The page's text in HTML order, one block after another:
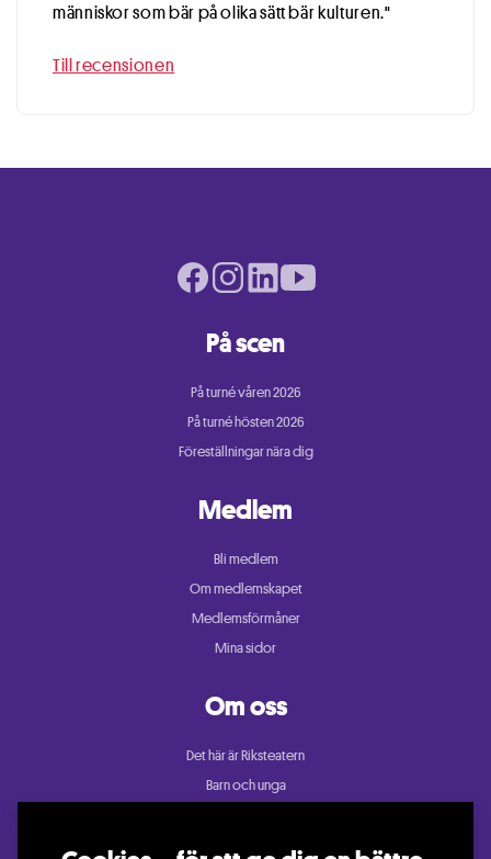
människor som bär på olika sätt bär kulturen."
Till recensionen
På scen
På turné våren 2026
På turné hösten 2026
Föreställningar nära dig
Medlem
Bli medlem
Om medlemskapet
Medlemsförmåner
Mina sidor
Om oss
Det här är Riksteatern
Barn och unga
Facebook page
Instagram page
LinkedIn pageYoutube page